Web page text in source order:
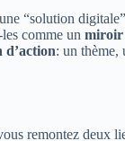
“solution
comme un miroir
d’action: un thème,
remontez deux